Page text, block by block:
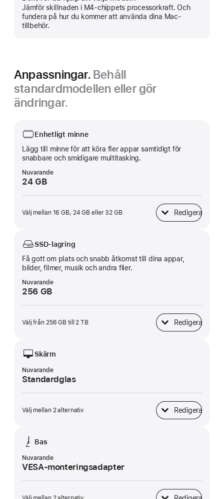
Jämför skillnaden i M4-chippets processorkraft. Och
fundera på hur du kommer att använda dina Mac-
tillbehör.
mer
Anpassningar. Behåll
standardmodellen eller gör
ändringar.
Enhetligt minne
Lägg till minne för att köra fler appar samtidigt för
snabbare och smidigare multitasking.
Nuvarande
24 GB
Välj mellan 16 GB, 24 GB eller 32 GB Redigera
Enhetligt minne
SSD-lagring
Få gott om plats och snabb åtkomst till dina appar,
bilder, filmer, musik och andra filer.
Nuvarande
256 GB
Välj från 256 GB till 2 TB Redigera
SSD-lagring
Skärm
Nuvarande
Standardglas
Välj mellan 2 alternativ Redigera
Skärm
Bas
Nuvarande
VESA-monteringsadapter